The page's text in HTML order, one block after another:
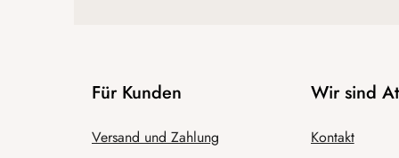
Für Kunden
Versand und Zahlung
Wir sind
Kontakt